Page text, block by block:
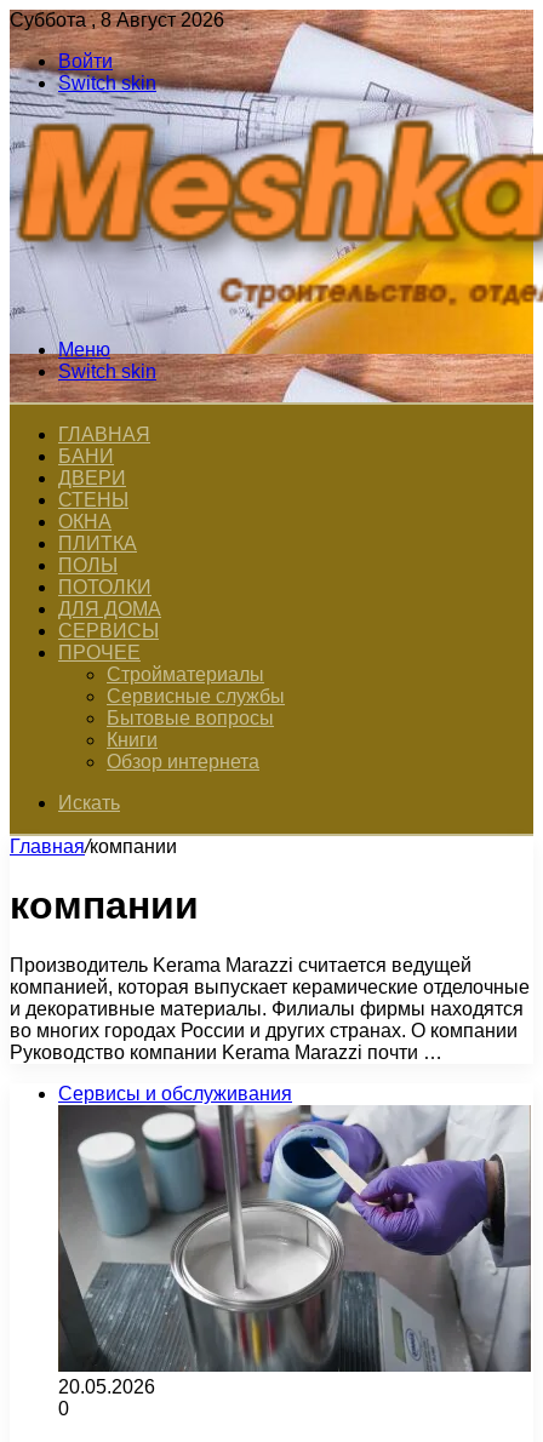
Суббота , 8 Август 2026
Войти
Switch skin
Меню
Switch skin
ГЛАВНАЯ
БАНИ
ДВЕРИ
СТЕНЫ
ОКНА
ПЛИТКА
ПОЛЫ
ПОТОЛКИ
ДЛЯ ДОМА
СЕРВИСЫ
ПРОЧЕЕ
Стройматериалы
Сервисные службы
Бытовые вопросы
Книги
Обзор интернета
Искать
Главная/компании
компании
Производитель Kerama Marazzi считается ведущей
компанией, которая выпускает керамические отделочные
и декоративные материалы. Филиалы фирмы находятся
во многих городах России и других странах. О компании
Руководство компании Kerama Marazzi почти …
Сервисы и обслуживания
20.05.2026
0